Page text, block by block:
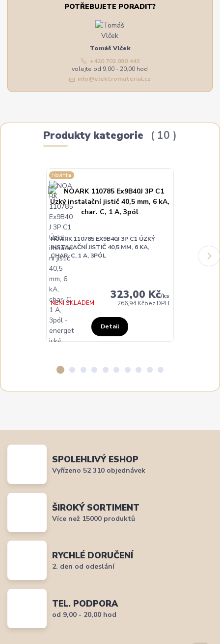
POTŘEBUJETE PORADIT?
Tomáš Vlček
+420 702 090 443
volejte od 9,00 - 20,00 hod
info@elektromaterial.cz
Produkty kategorie 10
Novinka
NOARK 110785 EX9B40J 3P C1 ÚZKÝ
INSTALAČNÍ JISTIČ 40,5 MM, 6 KA,
CHAR. C, 1 A, 3PÓL
323,00 Kč/ks
266,94 Kčbez DPH
NENÍ SKLADEM
Detail
INSTALAČNÍ
CHAR. C, 2 A,
SPOLEHLIVÝ ESHOP
Vyřízeno 52 310 objednávek
ŠIROKÝ SORTIMENT
Více než 15000 produktů
RYCHLÉ DORUČENÍ
2. den od odeslání
TEL. PODPORA
od 9,00 - 20,00 hod